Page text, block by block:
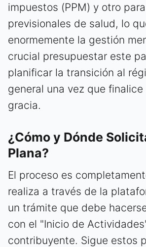
impuestos (PPM) y otro
previsionales de salud, lo
enormemente la gestión
crucial presupuestar este
planificar la transición al
general una vez que
gracia.
¿Cómo y Dónde
Plana?
El proceso es
realiza a través de la
un trámite que debe
con el "Inicio de
contribuyente. Sigue estos